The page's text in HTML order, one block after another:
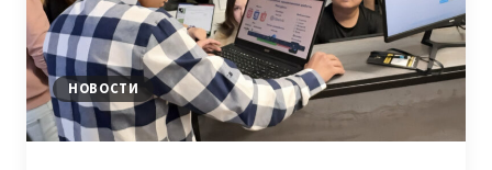
НОВОСТИ